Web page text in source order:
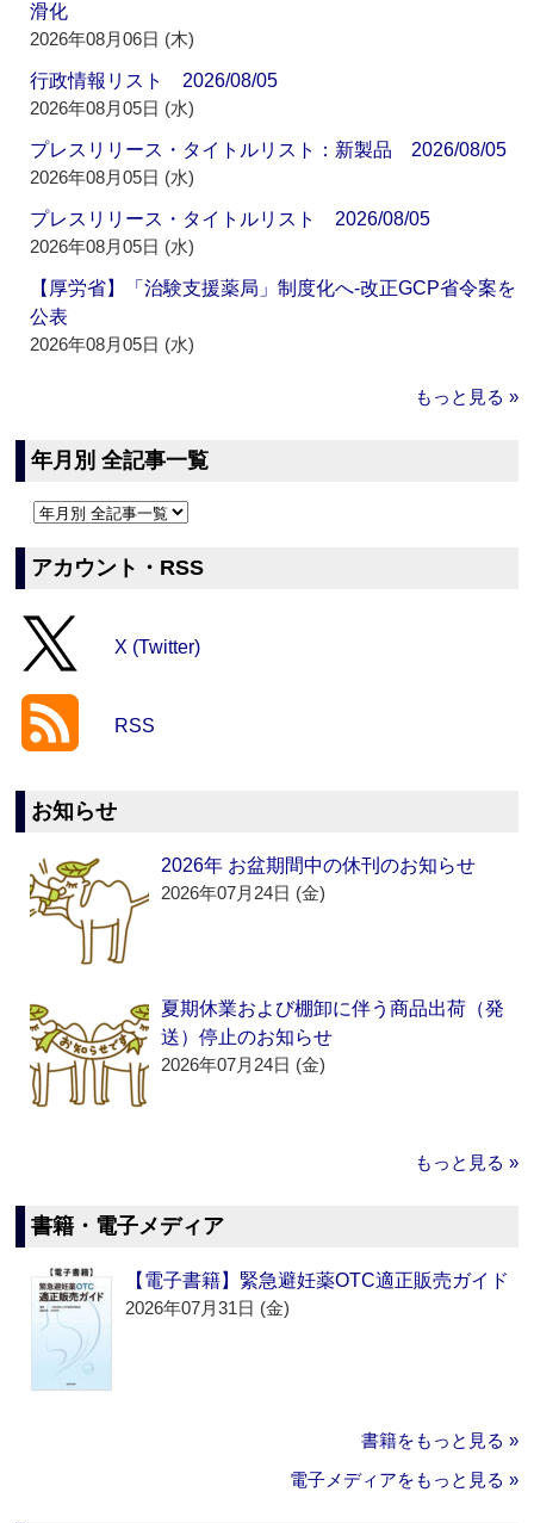
滑化
2026年08月06日 (木)
行政情報リスト 2026/08/05
2026年08月05日 (水)
プレスリリース・タイトルリスト：新製品 2026/08/05
2026年08月05日 (水)
プレスリリース・タイトルリスト 2026/08/05
2026年08月05日 (水)
【厚労省】「治験支援薬局」制度化へ‐改正GCP省令案を
公表
2026年08月05日 (水)
もっと見る »
年月別 全記事一覧
アカウント・RSS
X (Twitter)
RSS
お知らせ
2026年 お盆期間中の休刊のお知らせ
2026年07月24日 (金)
夏期休業および棚卸に伴う商品出荷（発
送）停止のお知らせ
2026年07月24日 (金)
もっと見る »
書籍・電子メディア
【電子書籍】緊急避妊薬OTC適正販売ガイド
2026年07月31日 (金)
書籍をもっと見る »
電子メディアをもっと見る »